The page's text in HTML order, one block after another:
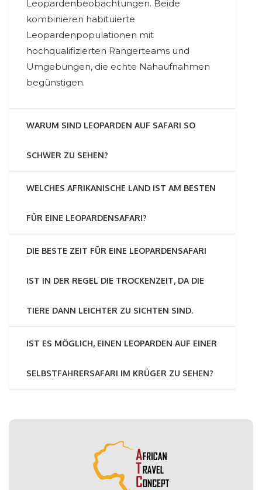
Leopardenbeobachtungen. Beide
kombinieren habituierte
Leopardenpopulationen mit
hochqualifizierten Rangerteams und
Umgebungen, die echte Nahaufnahmen
begünstigen.
WARUM SIND LEOPARDEN AUF SAFARI SO
SCHWER ZU SEHEN?
WELCHES AFRIKANISCHE LAND IST AM BESTEN
FÜR EINE LEOPARDENSAFARI?
DIE BESTE ZEIT FÜR EINE LEOPARDENSAFARI
IST IN DER REGEL DIE TROCKENZEIT, DA DIE
TIERE DANN LEICHTER ZU SICHTEN SIND.
IST ES MÖGLICH, EINEN LEOPARDEN AUF EINER
SELBSTFAHRERSAFARI IM KRÜGER ZU SEHEN?